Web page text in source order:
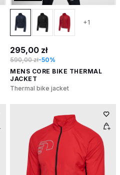
+1
295,00 zł
590,00 zł-50%
MENS CORE BIKE THERMAL
JACKET
Thermal bike jacket